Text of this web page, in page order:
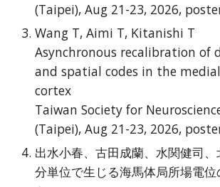
(Taipei), Aug 21-23, 2026,
Wang T, Aimi T, Kitanishi T
Asynchronous recalibration of
and spatial codes in the
cortex
Taiwan Society for
(Taipei),Aug 21-23, 2026,
出水小春、古田成蘭、水関健司、
分単位で生じる海馬体局所場電